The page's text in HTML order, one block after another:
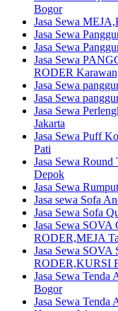
Bogor
Jasa Sewa
Jasa Sewa
Jasa Sewa
Jasa Sewa
RODER
Jasa Sewa
Jasa Sewa
Jasa Sewa
Jakarta
Jasa Sewa Puff
Pati
Jasa Sewa
Depok
Jasa Sewa
Jasa sewa Sofa
Jasa Sewa Sofa
Jasa Sewa
RODER,MEJA
Jasa Sewa
RODER,KURSI
Jasa Sewa Tenda
Bogor
Jasa Sewa Tenda